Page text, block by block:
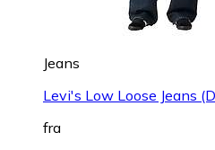
Jeans
Levi's Low Loose Jeans
fra